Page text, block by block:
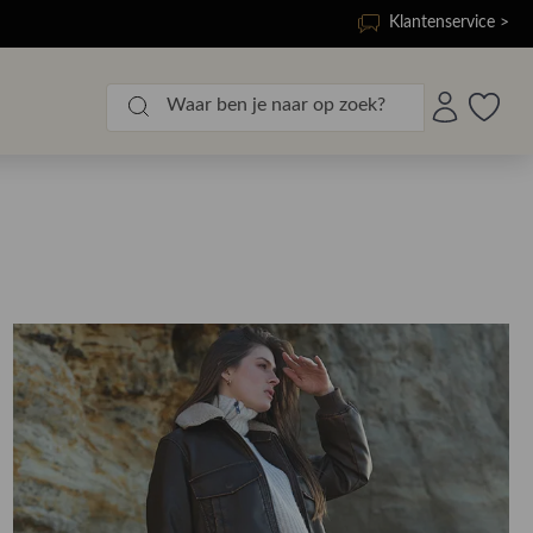
Klantenservice >